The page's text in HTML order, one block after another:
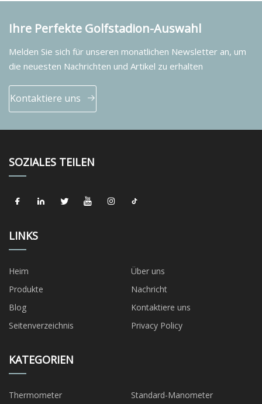
Ihre Perfekte Golfstadion-Auswahl
Melden Sie sich für unseren monatlichen Newsletter an, um
die neuesten Nachrichten und Artikel zu erhalten
Kontaktiere uns
SOZIALES TEILEN
LINKS
Heim
Über uns
Produkte
Nachricht
Blog
Kontaktiere uns
Seitenverzeichnis
Privacy Policy
KATEGORIEN
Thermometer Standard-Manometer